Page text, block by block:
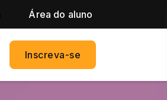
Área do aluno
Inscreva-se